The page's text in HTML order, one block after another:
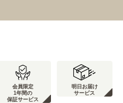
会員限定
1年間の
保証サービス
明日お届け
サービス